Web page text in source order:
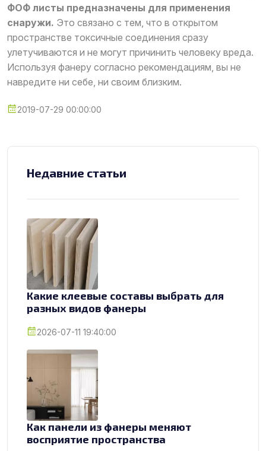
ФОФ листы предназначены для применения
снаружи. Это связано с тем, что в открытом
пространстве токсичные соединения сразу
улетучиваются и не могут причинить человеку вреда.
Используя фанеру согласно рекомендациям, вы не
навредите ни себе, ни своим близким.
2019-07-29 00:00:00
Недавние статьи
Какие клеевые составы выбрать для
разных видов фанеры
2026-07-11 19:40:00
Как панели из фанеры меняют
восприятие пространства